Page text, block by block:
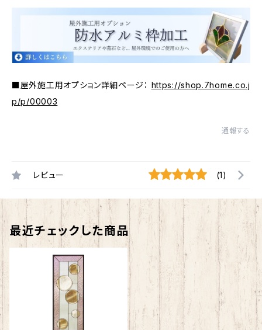
■屋外施工用オプション詳細ページ： https://shop.7home.co.j
p/p/00003
通報する
レビュー (1)
最近チェックした商品